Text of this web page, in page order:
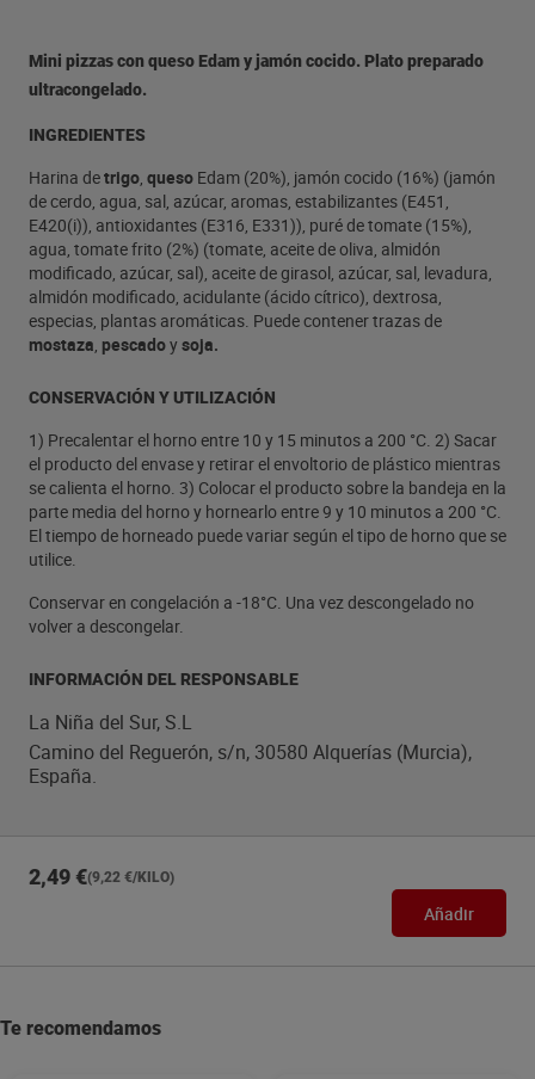
Mini pizzas con queso Edam y jamón cocido. Plato preparado
ultracongelado.
INGREDIENTES
Harina detrigo, queso Edam (20%), jamón cocido (16%) (jamón
de cerdo, agua, sal, azúcar, aromas, estabilizantes (E451,
E420(i)), antioxidantes (E316, E331)), puré de tomate (15%),
agua, tomate frito (2%) (tomate, aceite de oliva, almidón
modificado, azúcar, sal), aceite de girasol, azúcar, sal, levadura,
almidón modificado, acidulante (ácido cítrico), dextrosa,
especias, plantas aromáticas. Puede contener trazas de
mostaza, pescadoysoja.
CONSERVACIÓN Y UTILIZACIÓN
1) Precalentar el horno entre 10 y 15 minutos a 200 °C. 2) Sacar
el producto del envase y retirar el envoltorio de plástico mientras
se calienta el horno. 3) Colocar el producto sobre la bandeja en la
parte media del horno y hornearlo entre 9 y 10 minutos a 200 °C.
El tiempo de horneado puede variar según el tipo de horno que se
utilice.
Conservar en congelación a -18°C. Una vez descongelado no
volver a descongelar.
INFORMACIÓN DEL RESPONSABLE
La Niña del Sur, S.L
Camino del Reguerón, s/n, 30580 Alquerías (Murcia),
España.
2,49 €(9,22 €/KILO)
Añadir
Te recomendamos